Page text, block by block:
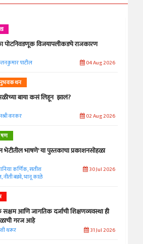
पोटनिवडणूक विजयापलीकडचे राजकारण
पाटील 04 Aug 2026
बाया कसं लिहून झालं?
वनकर 02 Aug 2026
भेटीतील भाषणे' या पुस्तकाचा प्रकाशनसोहळा
कर्णिक, सतीश
नीती बडवे, भानू काळे
30 Jul 2026
आणि जागतिक दर्जाची शिक्षणव्यवस्था ही
गरज आहे
थरूर 31 Jul 2026